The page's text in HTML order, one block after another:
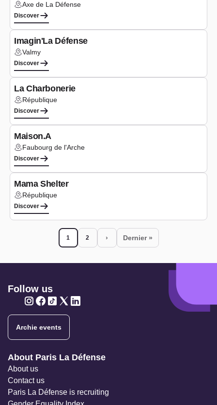
Lieu :Axe de La Défense
Discover
Imagin'La Défense
Lieu :Valmy
Discover
La Charbonerie
Lieu :République
Discover
Maison.A
Lieu :Faubourg de l'Arche
Discover
Mama Shelter
Lieu :République
Discover
Current page
1 Page
2 Next page
› Last page
Dernier »
Follow us
Archie events
Navigation secondaire
About Paris La Défense
About us
Contact us
Paris La Défense is recruiting